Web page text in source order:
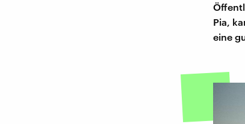
Pia,
eine